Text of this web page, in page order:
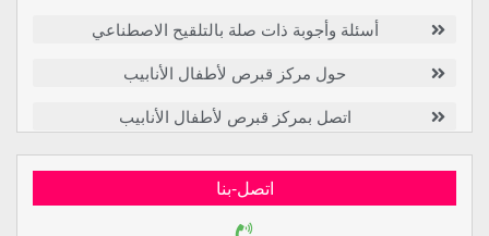
أسئلة وأجوبة ذات صلة بالتلقيح الاصطناعي
حول مركز قبرص لأطفال الأنابيب
اتصل بمركز قبرص لأطفال الأنابيب
اتصل-بنا